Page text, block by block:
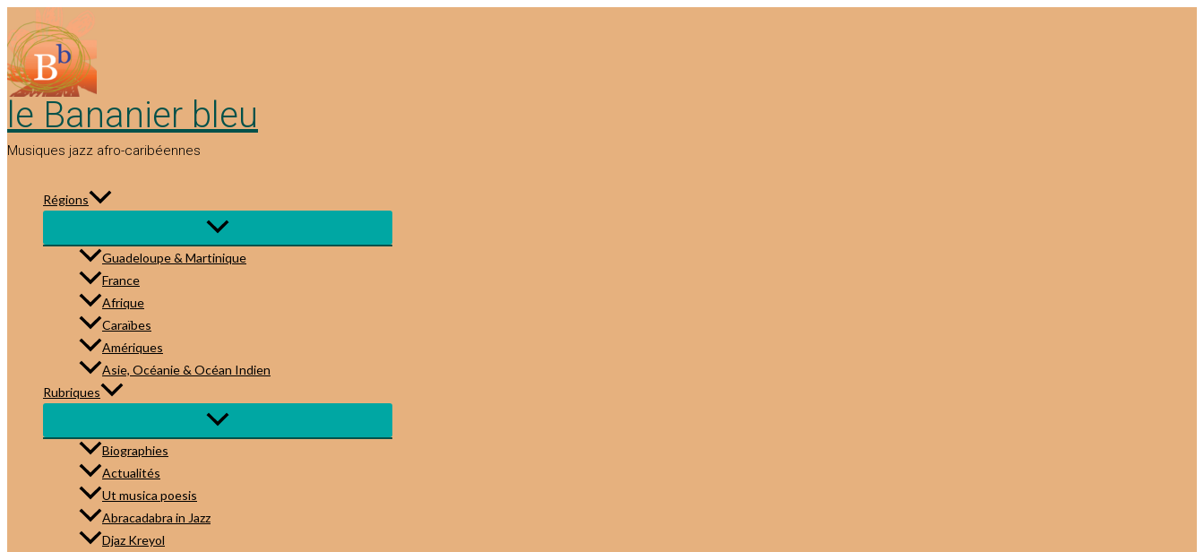
au
contenu
le Bananier bleu
Musiques jazz afro-caribéennes
Régions
Guadeloupe & Martinique
France
Afrique
Caraïbes
Amériques
Asie, Océanie & Océan Indien
Rubriques
Biographies
Actualités
Ut musica poesis
Abracadabra in Jazz
Djaz Kreyol